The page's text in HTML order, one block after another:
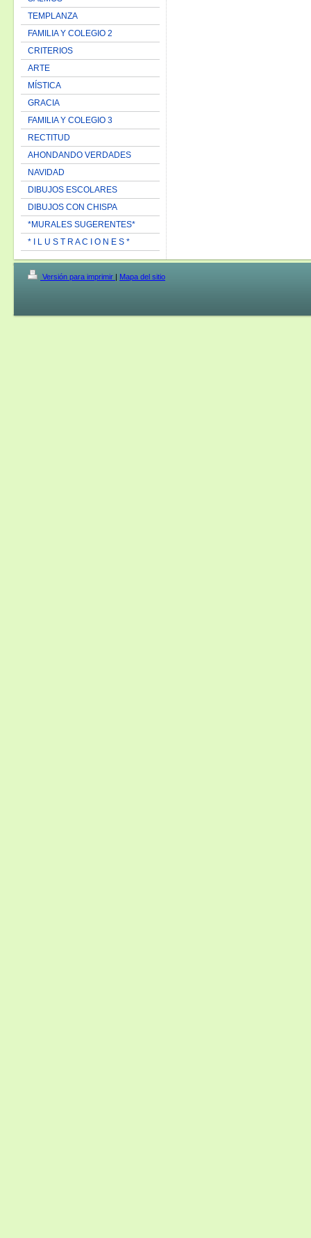
TEMPLANZA
FAMILIA Y COLEGIO 2
CRITERIOS
ARTE
MÍSTICA
GRACIA
FAMILIA Y COLEGIO 3
RECTITUD
AHONDANDO VERDADES
NAVIDAD
DIBUJOS ESCOLARES
DIBUJOS CON CHISPA
*MURALES SUGERENTES*
* I L U S T R A C I O N E S *
Versión para imprimir | Mapa del sitio